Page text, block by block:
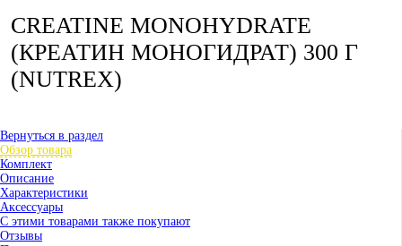
CREATINE MONOHYDRATE
(КРЕАТИН МОНОГИДРАТ) 300 Г
(NUTREX)
Вернуться в раздел
Обзор товара
Комплект
Описание
Характеристики
Аксессуары
С этими товарами также покупают
Отзывы